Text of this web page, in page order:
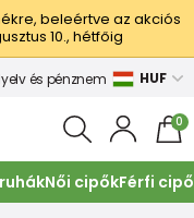
beleértve az akciós
10., hétfőig
és pénznem HUF
0
Női cipőkFérfi